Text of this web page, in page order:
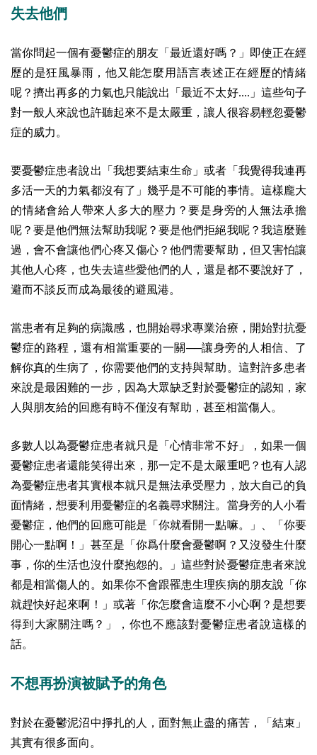
失去他們
當你問起一個有憂鬱症的朋友「最近還好嗎？」即使正在經
歷的是狂風暴雨，他又能怎麼用語言表述正在經歷的情緒
呢？擠出再多的力氣也只能說出「最近不太好....」這些句子
對一般人來說也許聽起來不是太嚴重，讓人很容易輕忽憂鬱
症的威力。
要憂鬱症患者說出「我想要結束生命」或者「我覺得我連再
多活一天的力氣都沒有了」幾乎是不可能的事情。這樣龐大
的情緒會給人帶來人多大的壓力？要是身旁的人無法承擔
呢？要是他們無法幫助我呢？要是他們拒絕我呢？我這麼難
過，會不會讓他們心疼又傷心？他們需要幫助，但又害怕讓
其他人心疼，也失去這些愛他們的人，還是都不要說好了，
避而不談反而成為最後的避風港。
當患者有足夠的病識感，也開始尋求專業治療，開始對抗憂
鬱症的路程，還有相當重要的一關──讓身旁的人相信、了
解你真的生病了，你需要他們的支持與幫助。這對許多患者
來說是最困難的一步，因為大眾缺乏對於憂鬱症的認知，家
人與朋友給的回應有時不僅沒有幫助，甚至相當傷人。
多數人以為憂鬱症患者就只是「心情非常不好」，如果一個
憂鬱症患者還能笑得出來，那一定不是太嚴重吧？也有人認
為憂鬱症患者其實根本就只是無法承受壓力，放大自己的負
面情緒，想要利用憂鬱症的名義尋求關注。當身旁的人小看
憂鬱症，他們的回應可能是「你就看開一點嘛。」、「你要
開心一點啊！」甚至是「你爲什麼會憂鬱啊？又沒發生什麼
事，你的生活也沒什麼抱怨的。」這些對於憂鬱症患者來說
都是相當傷人的。如果你不會跟罹患生理疾病的朋友說 「你
就趕快好起來啊！」或著「你怎麼會這麼不小心啊？是想要
得到大家關注嗎？」，你也不應該對憂鬱症患者說這樣的
話。
不想再扮演被賦予的角色
對於在憂鬱泥沼中掙扎的人，面對無止盡的痛苦，「結束」
其實有很多面向。